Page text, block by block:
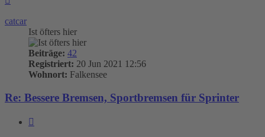
catcar
Ist öfters hier
Beiträge: 42
Registriert: 20 Jun 2021 12:56
Wohnort: Falkensee
Re: Bessere Bremsen, Sportbremsen für Sprinter